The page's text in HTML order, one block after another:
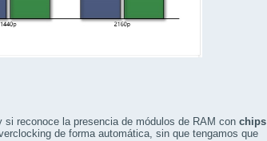
reconoce la presencia de módulos de RAM con chips
de forma automática, sin que tengamos que